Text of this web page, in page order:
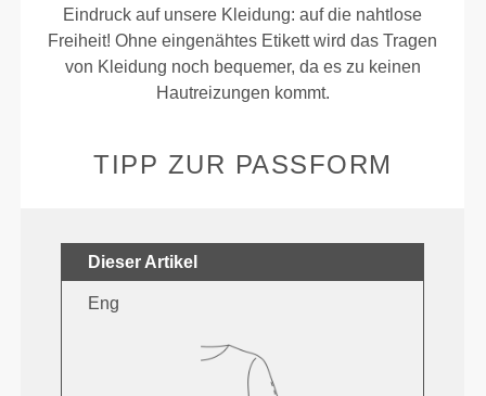
Eindruck auf unsere Kleidung: auf die nahtlose
Freiheit! Ohne eingenähtes Etikett wird das Tragen
von Kleidung noch bequemer, da es zu keinen
Hautreizungen kommt.
TIPP ZUR PASSFORM
Dieser Artikel
Eng